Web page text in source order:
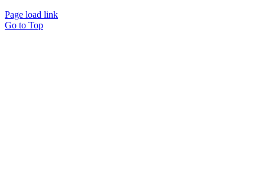
Page load link
Go to Top